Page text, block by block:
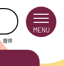
MENU